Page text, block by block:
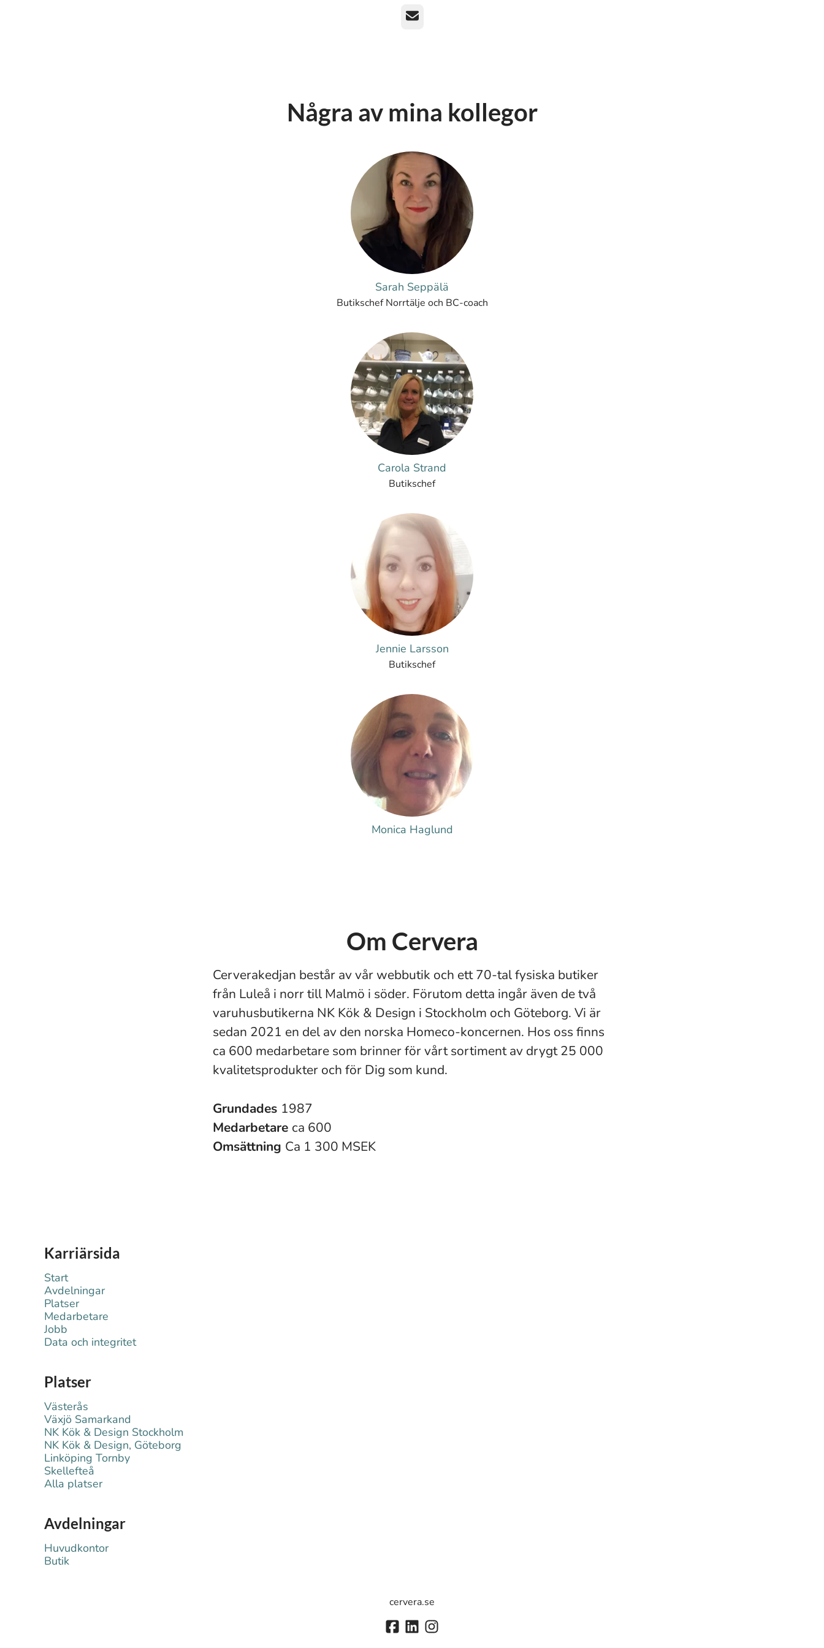
E-post
Några av mina kollegor
Sarah Seppälä
Butikschef Norrtälje och BC-coach
Carola Strand
Butikschef
Jennie Larsson
Butikschef
Monica Haglund
Om Cervera
Cerverakedjan består av vår webbutik och ett 70-tal fysiska butiker
från Luleå i norr till Malmö i söder. Förutom detta ingår även de två
varuhusbutikerna NK Kök & Design i Stockholm och Göteborg. Vi är
sedan 2021 en del av den norska Homeco-koncernen. Hos oss finns
ca 600 medarbetare som brinner för vårt sortiment av drygt 25 000
kvalitetsprodukter och för Dig som kund.
Grundades 1987
Medarbetare ca 600
Omsättning Ca 1 300 MSEK
Karriärsida
Start
Avdelningar
Platser
Medarbetare
Jobb
Data och integritet
Platser
Västerås
Växjö Samarkand
NK Kök & Design Stockholm
NK Kök & Design, Göteborg
Linköping Tornby
Skellefteå
Alla platser
Avdelningar
Huvudkontor
Butik
cervera.se